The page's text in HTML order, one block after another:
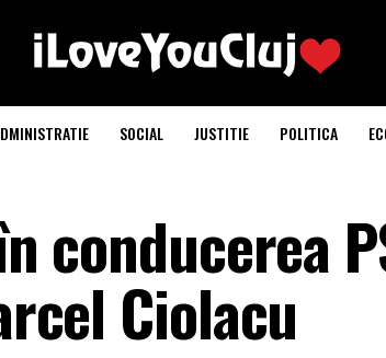
SOCIAL JUSTITIE POLITICA
conducerea
Ciolacu